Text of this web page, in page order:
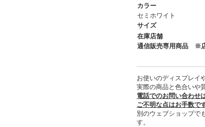
カラー
セミホワイト
サイズ
在庫店舗
通信販売専用商品 ※店
お使いのディスプレイ
実際の商品と色合いや
電話でのお問い合わせ
ご不明な点はお手数で
別のウェブショップで
す。